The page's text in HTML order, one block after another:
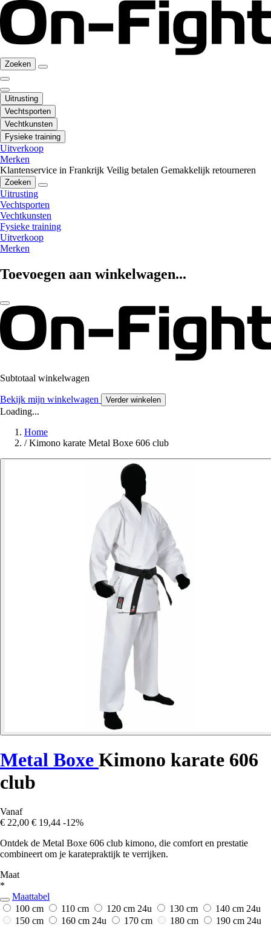
Zoeken
Uitrusting
Vechtsporten
Vechtkunsten
Fysieke training
Uitverkoop
Merken
Klantenservice in Frankrijk Veilig betalen Gemakkelijk retourneren
Zoeken
Uitrusting
Vechtsporten
Vechtkunsten
Fysieke training
Uitverkoop
Merken
Toevoegen aan winkelwagen...
Subtotaal winkelwagen
Bekijk mijn winkelwagen Verder winkelen
Loading...
Home
/ Kimono karate Metal Boxe 606 club
Metal Boxe Kimono karate 606
club
Vanaf
€ 22,00 € 19,44 -12%
Ontdek de Metal Boxe 606 club kimono, die comfort en prestatie
combineert om je karatepraktijk te verrijken.
Maat
*
Maattabel
100 cm
110 cm 120 cm 24u 130 cm 140 cm 24u
150 cm
160 cm 24u 170 cm 180 cm 190 cm 24u